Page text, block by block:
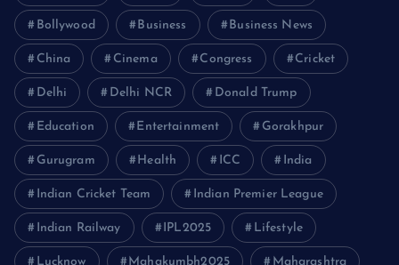
Bollywood Business Business News
China Cinema Congress Cricket
Delhi Delhi NCR Donald Trump
Education Entertainment Gorakhpur
Gurugram Health ICC India
Indian Cricket Team Indian Premier League
Indian Railway IPL2025 Lifestyle
Lucknow Mahakumbh2025 Maharashtra